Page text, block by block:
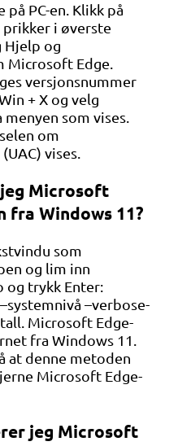
PC-en. Klikk på
i øverste
Hjelp og
Microsoft Edge.
versjonsnummer
+ X og velg
som vises.
om
vises.
Microsoft
fra Windows 11?
som
og lim inn
og trykk Enter:
–verbose-
Microsoft Edge-
fra Windows 11.
at denne metoden
Microsoft Edge-
jeg Microsoft